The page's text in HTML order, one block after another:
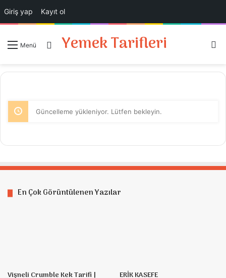
Giriş yap Kayıt ol
Menü Giriş Yap
Yemek Tarifleri
Güncelleme yükleniyor. Lütfen bekleyin.
En Çok Görüntülenen Yazılar
Vişneli Crumble Kek Tarifi |
ERİK KASEFE